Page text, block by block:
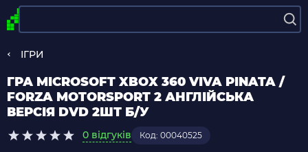
ІГРИ
ГРА MICROSOFT XBOX 360 VIVA PINATA /
FORZA MOTORSPORT 2 АНГЛІЙСЬКА
ВЕРСІЯ DVD 2ШТ Б/У
0 відгуків Код: 00040525